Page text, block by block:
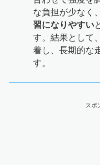
な負担が少なく、
習になりやすい
す。結果として
着し、長期的な
す。
スポ